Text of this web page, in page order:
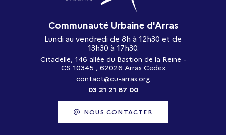
Communauté Urbaine d'Arras
Lundi au vendredi de 8h à 12h30 et de
13h30 à 17h30.
Citadelle, 146 allée du Bastion de la Reine -
CS 10345 , 62026 Arras Cedex
contact@cu-arras.org
03 21 21 87 00
NOUS CONTACTER